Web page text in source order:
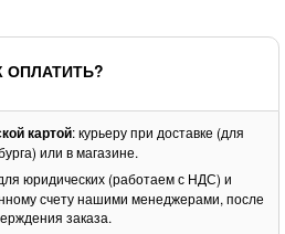
ОПЛАТИТЬ?
картой: курьеру при доставке (для
или в магазине.
юридических (работаем с НДС) и
счету нашими менеджерами, после
заказа.